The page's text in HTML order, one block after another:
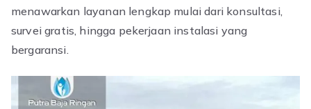
menawarkan layanan lengkap mulai dari konsultasi,
survei gratis, hingga pekerjaan instalasi yang
bergaransi.